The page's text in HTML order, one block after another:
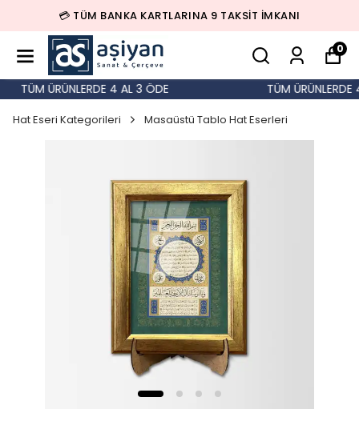
💳 TÜM BANKA KARTLARINA 9 TAKSİT İMKANI
0
TÜM ÜRÜNLERDE 4 AL 3 ÖDE TÜM ÜRÜNLERDE
Hat Eseri Kategorileri Masaüstü Tablo Hat Eserleri